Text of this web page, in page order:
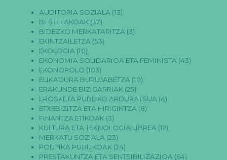
AUDITORIA SOZIALA (13)
BESTELAKOAK (37)
BIDEZKO MERKATARITZA (3)
EKINTZAILETZA (53)
EKOLOGIA (10)
EKONOMIA SOLIDARIOA ETA FEMINISTA (43)
EKONOPOLO (103)
ELIKADURA BURUJABETZA (10)
ERAKUNDE BIZIGARRIAK (25)
EROSKETA PUBLIKO ARDURATSUA (4)
ETXEBIZITZA ETA HIRIGINTZA (8)
FINANTZA ETIKOAK (3)
KULTURA ETA TEKNOLOGIA LIBREA (12)
MERKATU SOZIALA (23)
POLITIKA PUBLIKOAK (24)
PRESTAKUNTZA ETA SENTSIBILIZAZIOA (64)